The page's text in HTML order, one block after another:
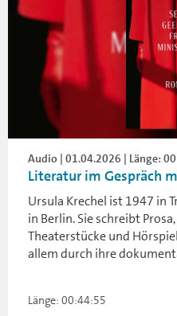
Audio | 01.04.2026 | Länge:
Literatur im Gespräch
Ursula Krechel ist 1947 in
in Berlin. Sie schreibt
Theaterstücke und
allem durch ihre
Länge: 00:44:55